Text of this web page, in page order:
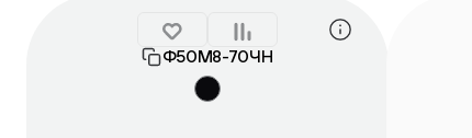
Ф50М8-70ЧН